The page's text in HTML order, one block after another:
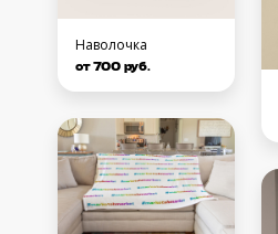
Наволочка
от 700 руб.